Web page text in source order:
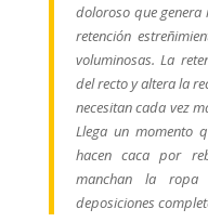
doloroso que genera
retención
voluminosas. La
del recto y altera la
necesitan cada vez
Llega un momento
hacen caca por
manchan la ropa
deposiciones